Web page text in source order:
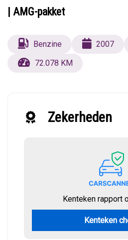
| AMG-pakket
Benzine 2007
72.078 KM
Zekerheden
Kenteken rapport
Kenteken